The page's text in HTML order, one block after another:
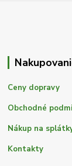
Ceny dopravy
Obchodné
Nákup na
Kontakty